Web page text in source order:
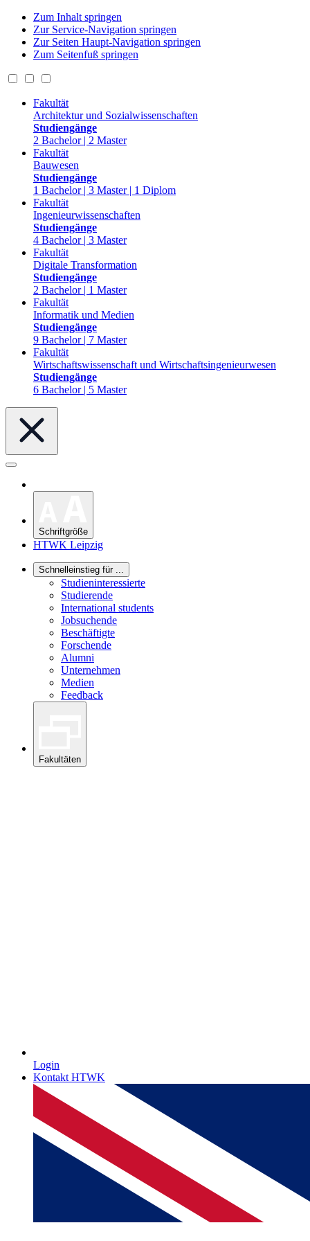
Zum Inhalt springen
Zur Service-Navigation springen
Zur Seiten Haupt-Navigation springen
Zum Seitenfuß springen
Fakultät
Architektur und Sozialwissenschaften
Studiengänge
2 Bachelor | 2 Master
Fakultät
Bauwesen
Studiengänge
1 Bachelor | 3 Master | 1 Diplom
Fakultät
Ingenieurwissenschaften
Studiengänge
4 Bachelor | 3 Master
Fakultät
Digitale Transformation
Studiengänge
2 Bachelor | 1 Master
Fakultät
Informatik und Medien
Studiengänge
9 Bachelor | 7 Master
Fakultät
Wirtschaftswissenschaft und Wirtschaftsingenieurwesen
Studiengänge
6 Bachelor | 5 Master
Schriftgröße
HTWK Leipzig
Schnelleinstieg für ...
Studieninteressierte
Studierende
International students
Jobsuchende
Beschäftigte
Forschende
Alumni
Unternehmen
Medien
Feedback
Fakultäten
Login
Kontakt HTWK